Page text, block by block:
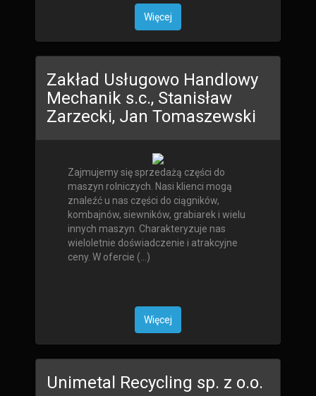
Więcej
Zakład Usługowo Handlowy
Mechanik s.c., Stanisław
Zarzecki, Jan Tomaszewski
Zajmujemy się sprzedażą części do
maszyn rolniczych. Nasi klienci mogą
znaleźć u nas części do ciągników,
kombajnów, siewników, grabiarek i wielu
innych maszyn. Charakteryzuje nas
wieloletnie doświadczenie i atrakcyjne
ceny. W ofercie (...)
Więcej
Unimetal Recycling sp. z o.o.